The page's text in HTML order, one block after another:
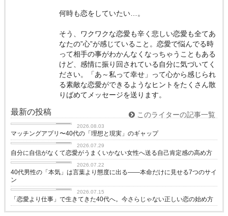
何時も恋をしていたい…。
そう、ワクワクな恋愛も辛く悲しい恋愛も全てあ
なたの”心”が感じていること。恋愛で悩んでる時
って相手の事がわかんなくなっちゃうこともある
けど、感情に振り回されている自分に気づいてく
ださい。「あ～私って幸せ」って心から感じられ
る素敵な恋愛ができるようなヒントをたくさん散
りばめてメッセージを送ります。
最新の投稿 このライターの記事一覧
2026.08.03
マッチングアプリ〜40代の「理想と現実」のギャップ
love
2026.07.29
自分に自信がなくて恋愛がうまくいかない女性へ送る自己肯定感の高め方
love
2026.07.22
40代男性の「本気」は言葉より態度に出る——本命だけに見せる7つのサイ
ン
love
2026.07.15
「恋愛より仕事」で生きてきた40代へ。今さらじゃない正しい恋の始め方